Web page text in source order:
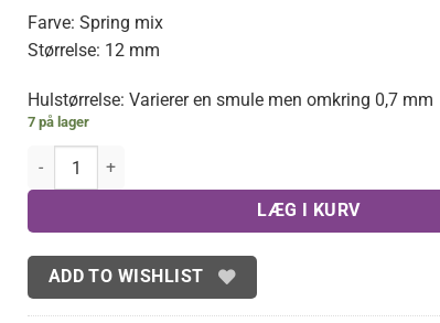
Farve: Spring mix
Størrelse: 12 mm
Hulstørrelse: Varierer en smule men omkring 0,7 mm
7 på lager
2.sortering- Facetterede shellperler Spring mix 12 mm antal
LÆG I KURV
ADD TO WISHLIST